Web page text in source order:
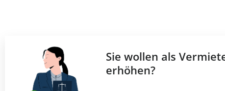
Sie wollen als
erhöhen?